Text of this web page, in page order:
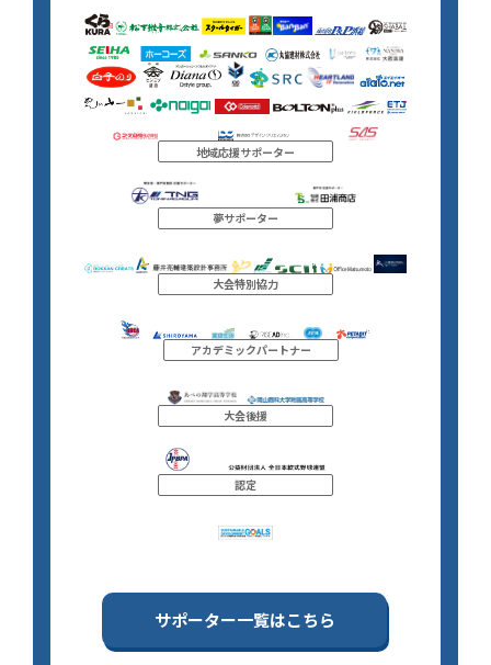
地域応援サポーター
夢サポーター
大会特別協力
アカデミックパートナー
大会後援
認定
サポーター一覧はこちら